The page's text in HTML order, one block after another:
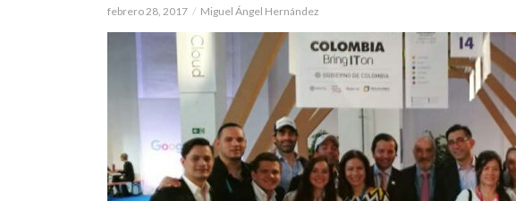
febrero 28, 2017 Miguel Ángel Hernández